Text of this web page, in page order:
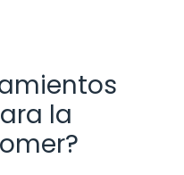
la